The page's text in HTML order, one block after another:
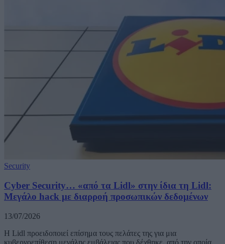
Security
Cyber Security… «από τα Lidl» στην ίδια τη Lidl:
Μεγάλο hack με διαρροή προσωπικών δεδομένων
13/07/2026
Η Lidl προειδοποιεί επίσημα τους πελάτες της για μια
κυβερνοεπίθεση μεγάλης εμβάλειας που δέχθηκε, από την οποία